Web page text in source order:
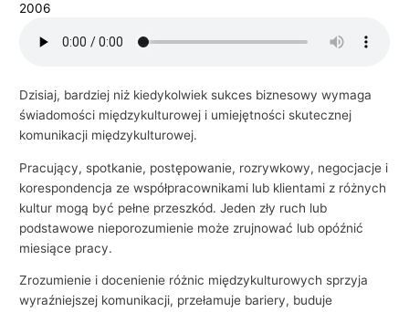
2006
Dzisiaj, bardziej niż kiedykolwiek sukces biznesowy wymaga
świadomości międzykulturowej i umiejętności skutecznej
komunikacji międzykulturowej.
Pracujący, spotkanie, postępowanie, rozrywkowy, negocjacje i
korespondencja ze współpracownikami lub klientami z różnych
kultur mogą być pełne przeszkód. Jeden zły ruch lub
podstawowe nieporozumienie może zrujnować lub opóźnić
miesiące pracy.
Zrozumienie i docenienie różnic międzykulturowych sprzyja
wyraźniejszej komunikacji, przełamuje bariery, buduje